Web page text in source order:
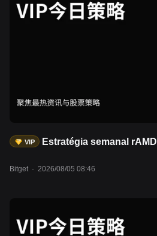
VIP Estratégia semanal rAMD
Bitget · 2026/08/05 08:46